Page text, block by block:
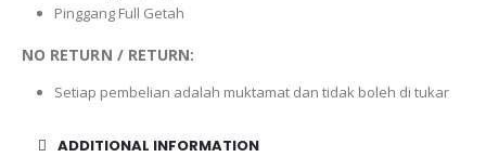
Pinggang Full Getah
NO RETURN / RETURN:
Setiap pembelian adalah muktamat dan tidak boleh di tukar
ADDITIONAL INFORMATION